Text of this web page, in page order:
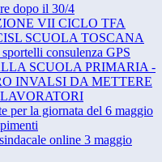
dopo il 30/4
VII CICLO TFA
SCUOLA TOSCANA
consulenza GPS
SCUOLA PRIMARIA -
INVALSI DA METTERE
per la giornata del 6 maggio
online 3 maggio